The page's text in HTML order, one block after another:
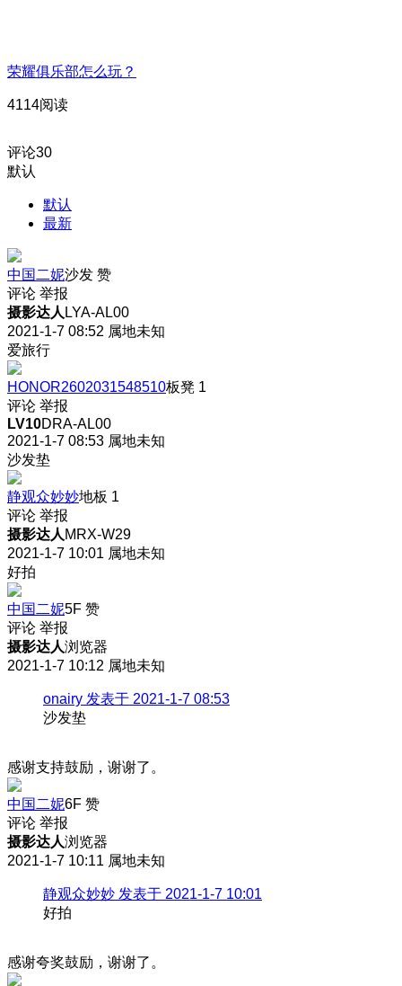
荣耀俱乐部怎么玩？
4114阅读
评论30
默认
默认
最新
中国二妮沙发 赞
评论 举报
摄影达人 LYA-AL00
2021-1-7 08:52 属地未知
爱旅行
HONOR2602031548510板凳 1
评论 举报
LV10DRA-AL00
2021-1-7 08:53 属地未知
沙发垫
静观众妙妙地板 1
评论 举报
摄影达人 MRX-W29
2021-1-7 10:01 属地未知
好拍
中国二妮5F 赞
评论 举报
摄影达人浏览器
2021-1-7 10:12 属地未知
onairy 发表于 2021-1-7 08:53
沙发垫
感谢支持鼓励，谢谢了。
中国二妮6F 赞
评论 举报
摄影达人浏览器
2021-1-7 10:11 属地未知
静观众妙妙 发表于 2021-1-7 10:01
好拍
感谢夸奖鼓励，谢谢了。